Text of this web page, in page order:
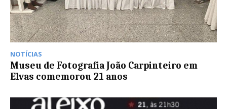
NOTÍCIAS
Museu de Fotografia João Carpinteiro em
Elvas comemorou 21 anos